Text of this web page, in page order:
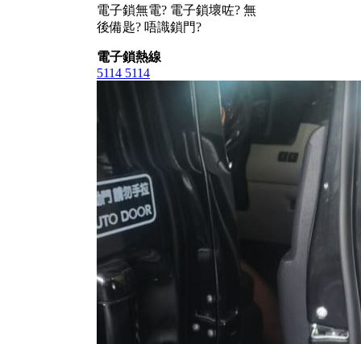
電子鎖無電? 電子鎖壞咗? 無
後備匙? 唔識鎖門?
電子鎖熱線
5114 5114